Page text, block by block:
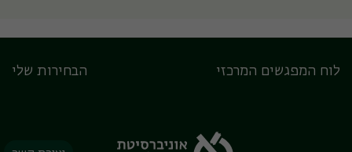
לוח המפגשים המרכזי הבחירות שלי